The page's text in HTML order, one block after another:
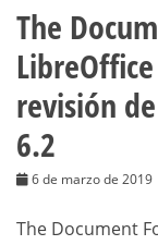
The
revisión
6.2
6 de marzo de 2019
The Document